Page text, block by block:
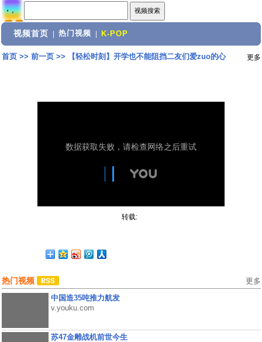
视频首页 热门视频 K-POP
首页>> 前一页>> 【轻松时刻】开学也不能阻挡二友们爱zuo的心 更多
转载:
热门视频 更多
中国造35吨推力航发
v.youku.com
苏47金雕战机前世今生